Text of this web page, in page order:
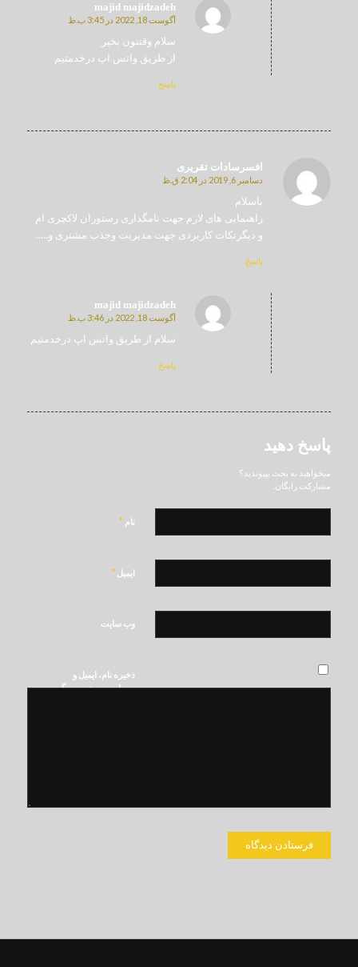
majid majidzadeh
می
آگوست 18, 2022 در 3:45 ب.ظ
سلام وقتتون بخیر
از طریق واتس اپ درخدمتیم
پاسخ
افسرسادات تقریری
می
گوید
دسامبر 6, 2019 در 2:04 ق.ظ
باسلام
راهنمایی های لازم جهت نامگذاری رستوران لاکچری ام
و دیگرنکات کاربردی جهت مدیریت وجذب مشتری و…..
پاسخ
majid majidzadeh
می
آگوست 18, 2022 در 3:46 ب.ظ
سلام از طریق واتس اپ درخدمتیم
پاسخ
پاسخ دهید
میخواهید به بحث بپیوندید؟
مشارکت رایگان.
نام *
ایمیل *
وب‌ سایت
ذخیره نام، ایمیل و
وبسایت من در مرورگر